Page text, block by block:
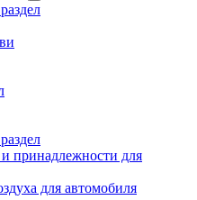
принадлежности для
для автомобиля